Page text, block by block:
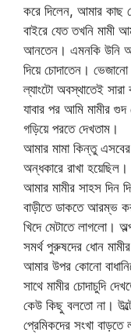
করে দিলেন, আমার কাছ
বাইরে যেত তখনি মামী
আনতেন। এমনকি উনি
দিয়ে চোদাতেন।
ল্যাংটো অবস্থাতেই সারা
যাবার পর আমি মামীর
গড়িয়ে পরতে দেখতাম।
আমার মামা কিন্তু
অন্ধকারে রাখা হয়েছিল।
আমার মামীর সাহস দিন
বাড়ীতে ডাকতে আরম্ভ
খিদে মেটাতে লাগলো।
সমর্থ পুরুষদের ধোন
আমার উপর কোনো
সাথে মামীর চোদাচুদি
কেউ কিছু বলতো না।
প্রেমিকদের সংখা